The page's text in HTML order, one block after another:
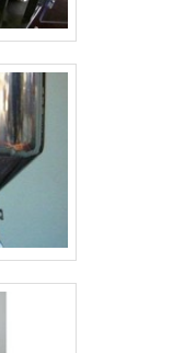
saber mais
e os